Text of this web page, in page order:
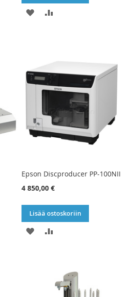
LISÄÄ
Epson Discproducer PP-100NII
4 850,00 €
Lisää ostoskoriin
LISÄÄ